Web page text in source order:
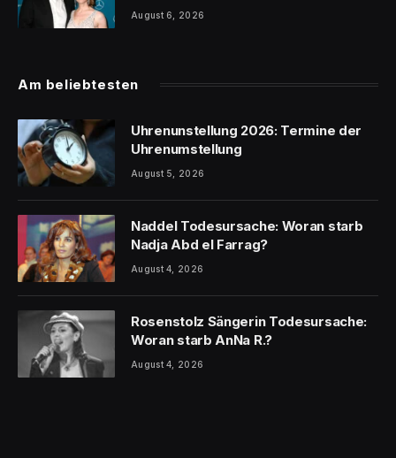
August 6, 2026
Am beliebtesten
Uhrenunstellung 2026: Termine der
Uhrenumstellung
August 5, 2026
Naddel Todesursache: Woran starb
Nadja Abd el Farrag?
August 4, 2026
Rosenstolz Sängerin Todesursache:
Woran starb AnNa R.?
August 4, 2026